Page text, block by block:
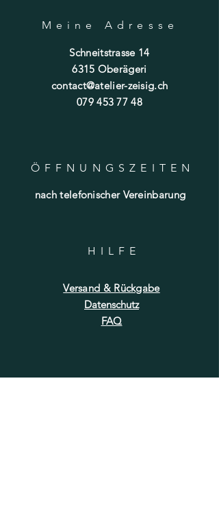
Meine Adresse
Schneitstrasse 14
6315 Oberägeri
contact@atelier-zeisig.ch
079 453 77 48
ÖFFNUNGSZEITE N
nach telefonischer Vereinbarung
HILF E
Versand & Rückgabe
Datenschutz
FAQ